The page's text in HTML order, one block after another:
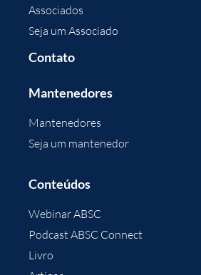
Associados
Seja um Associado
Contato
Mantenedores
Mantenedores
Seja um mantenedor
Conteúdos
Webinar ABSC
Podcast ABSC Connect
Livro